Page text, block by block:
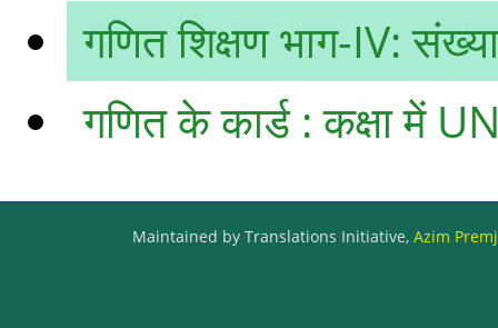
गणित शिक्षण भाग-IV:
गणित के कार्ड : कक्षा में
Maintained by Translations Initiative, Azim